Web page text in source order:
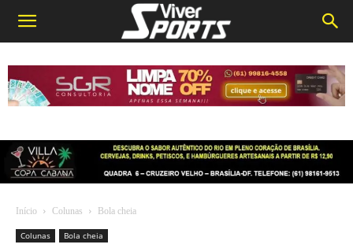
Início Colunas Bola cheia
Colunas Bola cheia